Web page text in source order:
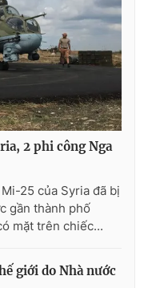
thao
sản
Việt
bằng AI
2 phi công Nga
25 của Syria đã bị
gần thành phố
mặt trên chiếc...
giới do Nhà nước